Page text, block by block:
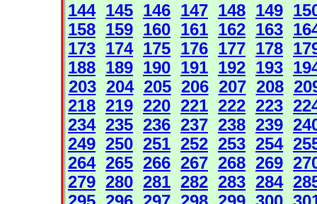
144 145 146 147 148 149
158 159 160 161 162 163
173 174 175 176 177 178
188 189 190 191 192 193
203 204 205 206 207 208
218 219 220 221 222 223
234 235 236 237 238 239
249 250 251 252 253 254
264 265 266 267 268 269
279 280 281 282 283 284